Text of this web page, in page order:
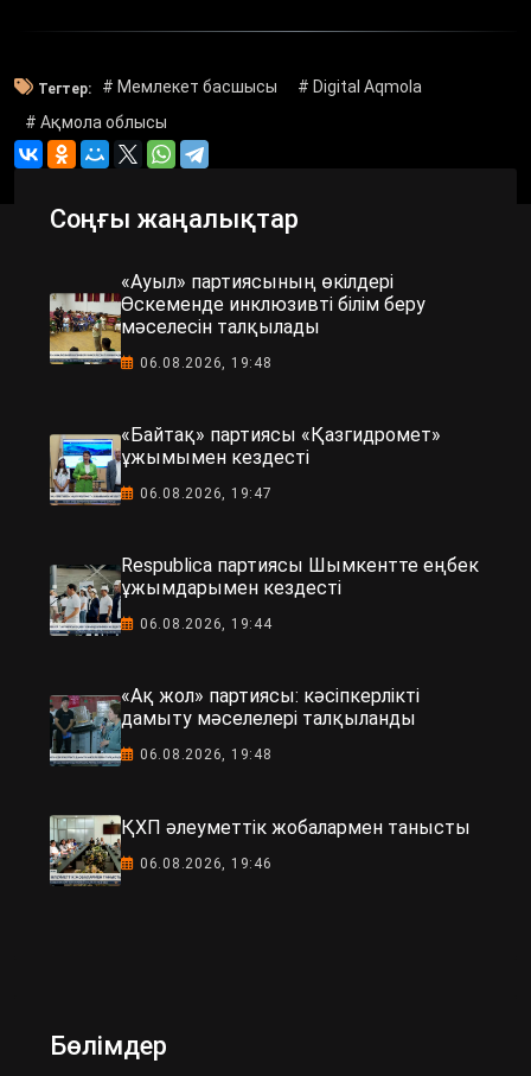
Тегтер: # Мемлекет басшысы
# Digital Aqmola
# Ақмола облысы
Соңғы жаңалықтар
«Ауыл» партиясының өкілдері
Өскеменде инклюзивті білім беру
мәселесін талқылады
06.08.2026, 19:48
«Байтақ» партиясы «Қазгидромет»
ұжымымен кездесті
06.08.2026, 19:47
Respublica партиясы Шымкентте еңбек
ұжымдарымен кездесті
06.08.2026, 19:44
«Ақ жол» партиясы: кәсіпкерлікті
дамыту мәселелері талқыланды
06.08.2026, 19:48
ҚХП әлеуметтік жобалармен танысты
06.08.2026, 19:46
Бөлімдер